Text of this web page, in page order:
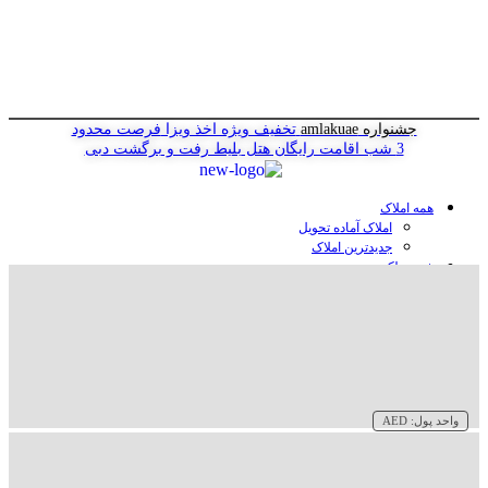
جشنواره amlakuae تخفیف ویژه اخذ ویزا فرصت محدود
3 شب اقامت رایگان هتل
بلیط رفت و برگشت دبی
همه املاک
املاک آماده تحویل
جدیدترین املاک
خرید ملک در دبی
واحد پول: AED